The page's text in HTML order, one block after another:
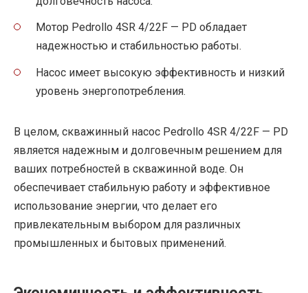
Мотор Pedrollo 4SR 4/22F — PD обладает
надежностью и стабильностью работы.
Насос имеет высокую эффективность и низкий
уровень энергопотребления.
В целом, скважинный насос Pedrollo 4SR 4/22F — PD
является надежным и долговечным решением для
ваших потребностей в скважинной воде. Он
обеспечивает стабильную работу и эффективное
использование энергии, что делает его
привлекательным выбором для различных
промышленных и бытовых применений.